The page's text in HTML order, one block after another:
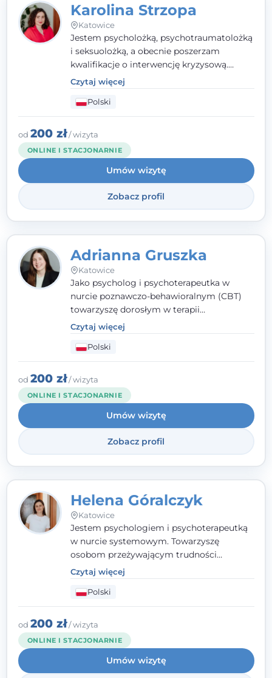
Karolina Strzopa
Katowice
Jestem psycholożką, psychotraumatolożką
i seksuolożką, a obecnie poszerzam
kwalifikacje o interwencję kryzysową.
Pracuję w nurcie terapii trzeciej fali, łącząc
metody o potwierdzonej skuteczności.
Towarzyszę młodzieży, dorosłym i parom w
radzeniu sobie z bolesnymi
doświadczeniami tak, by mogli żyć pełniej.
Czytaj więcej
Polski
od 200 zł/ wizyta
ONLINE I STACJONARNIE
Umów wizytę
Zobacz profil
Adrianna Gruszka
Katowice
Jako psycholog i psychoterapeutka w
nurcie poznawczo-behawioralnym (CBT)
towarzyszę dorosłym w terapii
indywidualnej oraz nastolatkom od 15. roku
życia. Zależy mi, by naprawdę usłyszeć, z
czym do mnie przychodzisz, i dobrać
sposób pracy do Ciebie - bez gotowych
schematów i bez oceniania.
Czytaj więcej
Polski
od 200 zł/ wizyta
ONLINE I STACJONARNIE
Umów wizytę
Zobacz profil
Helena Góralczyk
Katowice
Jestem psychologiem i psychoterapeutką
w nurcie systemowym. Towarzyszę
osobom przeżywającym trudności
emocjonalne, relacyjne albo znajdującym
się w kryzysie. Liczy się dla mnie
autentyczna, oparta na zaufaniu relacja
oraz przestrzeń, w której każdy poczuje się
wysłuchany i potraktowany z szacunkiem.
Czytaj więcej
Polski
od 200 zł/ wizyta
ONLINE I STACJONARNIE
Umów wizytę